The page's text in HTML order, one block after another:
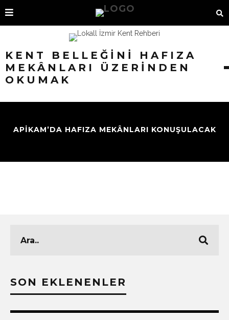
KENT BELLEĞINI HAFIZA
MEKÂNLARI ÜZERINDEN
OKUMAK
APİKAM’DA HAFIZA MEKÂNLARI KONUŞULACAK
SON EKLENENLER